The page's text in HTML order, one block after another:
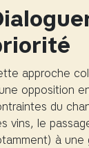
approche
opposition
du
vins, le
à une